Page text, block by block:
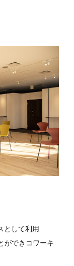
として利用
ができコワーキ